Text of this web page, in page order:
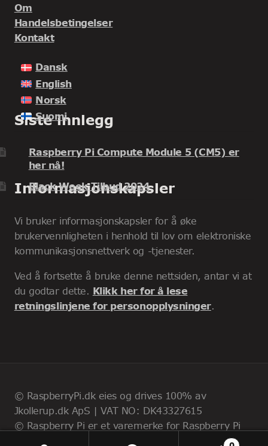
Om
Handelsbetingelser
Kontakt
Dansk
English
Norsk
Suomi
Siste innlegg
Raspberry Pi Compute Module 5 (CM5) er
her nå!
Black Week Tilbud 2024
Informasjonskapsler
Vi bruker informasjonskapsler for å øke
brukervennligheten i henhold til lov om elektroniske
kommunikasjonsnettverk og -tjenester.
Ved å fortsette å bruke denne nettsiden, antar vi at
du godtar dette. Klikk her for å lese
retningslinjene for personopplysninger.
© RaspberryPi.dk eies og drives 100% av
Jkollerup.dk ApS | VAT NO: DK43327615
© Raspberry Pi er et varemerke for Raspberry Pi